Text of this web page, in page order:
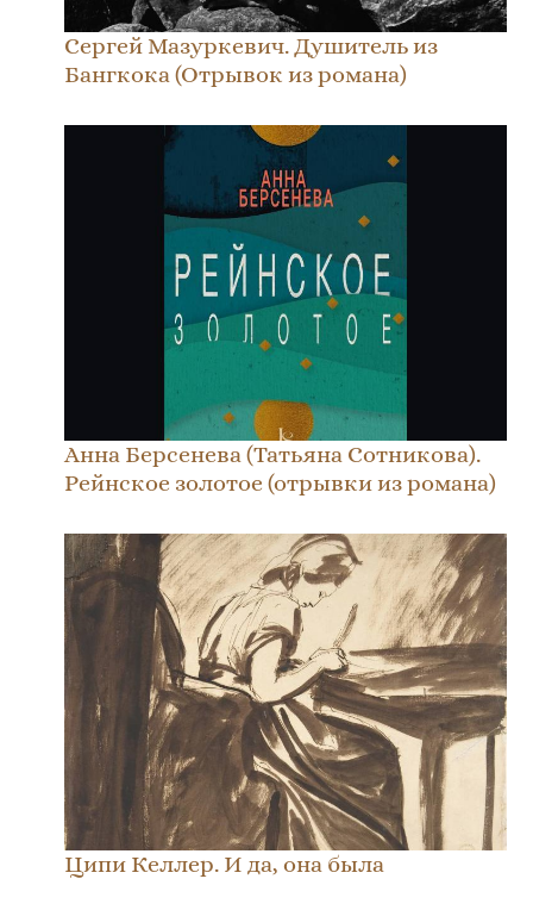
Сергей Мазуркевич. Душитель из
Бангкока (Отрывок из романа)
Анна Берсенева (Татьяна Сотникова).
Рейнское золотое (отрывки из романа)
Ципи Келлер. И да, она была